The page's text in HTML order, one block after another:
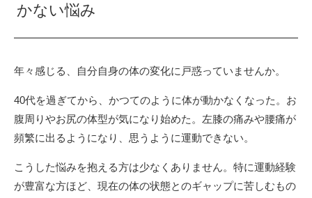
かない悩み
年々感じる、自分自身の体の変化に戸惑っていませんか。
40代を過ぎてから、かつてのように体が動かなくなった。お
腹周りやお尻の体型が気になり始めた。左膝の痛みや腰痛が
頻繁に出るようになり、思うように運動できない。
こうした悩みを抱える方は少なくありません。特に運動経験
が豊富な方ほど、現在の体の状態とのギャップに苦しむもの